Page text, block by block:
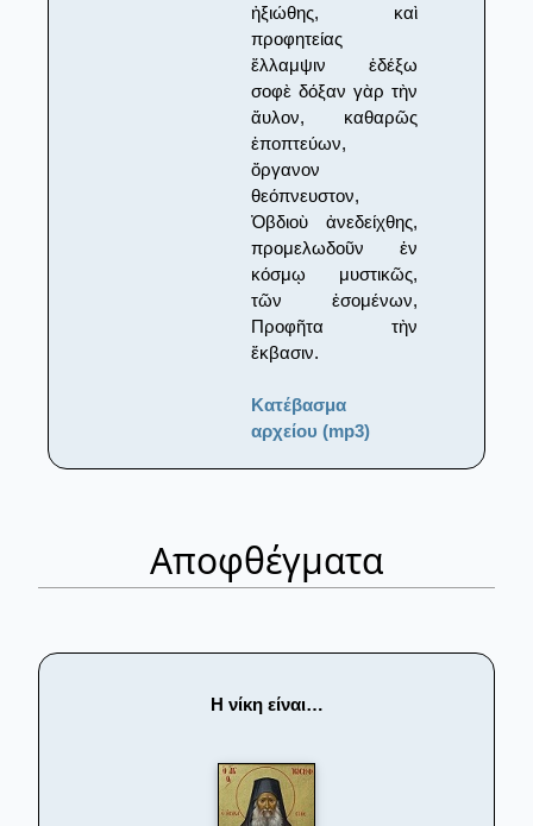
ἠξιώθης, καὶ
προφητείας
ἔλλαμψιν ἐδέξω
σοφὲ δόξαν γὰρ τὴν
ἄυλον, καθαρῶς
ἐποπτεύων,
ὄργανον
θεόπνευστον,
Ὀβδιοὺ ἀνεδείχθης,
προμελωδοῦν ἐν
κόσμῳ μυστικῶς,
τῶν ἐσομένων,
Προφῆτα τὴν
ἔκβασιν.
Κατέβασμα
αρχείου (mp3)
Αποφθέγματα
Η νίκη είναι…